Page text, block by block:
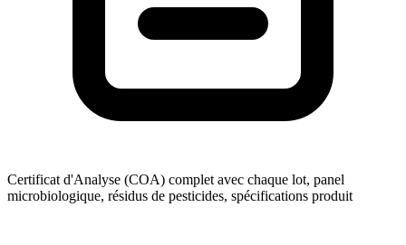
Certificat d'Analyse (COA) complet avec chaque lot, panel
microbiologique, résidus de pesticides, spécifications produit